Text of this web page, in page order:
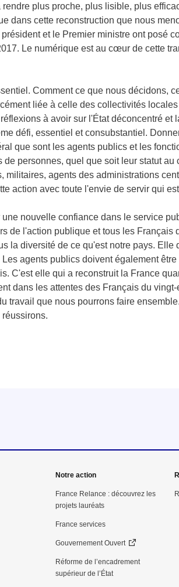
plus proche, plus lisible, plus
dans cette reconstruction que nous
et le Premier ministre ont posé
Le numérique est au cœur de cette
Comment ce que nous décidons,
liée à celle des collectivités
à avoir sur l'État déconcentré
défi, essentiel et consubstantiel.
que sont les agents publics et les
personnes, quel que soit leur statut
agents des administrations
action avec toute l'envie de servir qui
nouvelle confiance dans le service
de l'action publique et tous les
la diversité de ce qu'est notre pays.
agents publics doivent également
C'est elle qui a reconstruit la France
dans les attentes des Français du
travail que nous pourrons faire
Notre action
France Relance : découvrez les
projets lauréats
France services
Gouvernement Ouvert
Réforme de l’encadrement
supérieur de l’État